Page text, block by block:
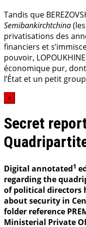
Tandis que
Semibankirchtchina
privatisations des
financiers et
pouvoir,
économique pur,
l’État et un petit
×
Secret
Digital annotated1
regarding the
of political directors
about security in
folder reference
Ministerial Private